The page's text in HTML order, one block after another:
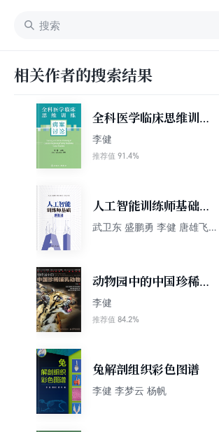
相关作者的搜索结果
全科医学临床思维训
练：病案讨论
李健
推荐值 91.4%
人工智能训练师基础
（上册）
武卫东 盛鹏勇 李健 唐雄飞
动物园中的中国珍稀哺
乳动物
李健
推荐值 84.2%
兔解剖组织彩色图谱
李健 李梦云 杨帆